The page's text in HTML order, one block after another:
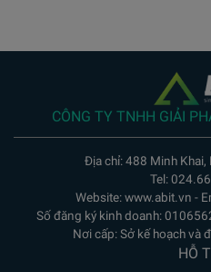
CÔNG TY TNHH GIẢI
Địa chỉ: 488 Minh Khai,
Tel:
Website: www.abit.vn -
Số đăng ký kinh doanh:
Nơi cấp: Sở kế hoạch và
HỖ